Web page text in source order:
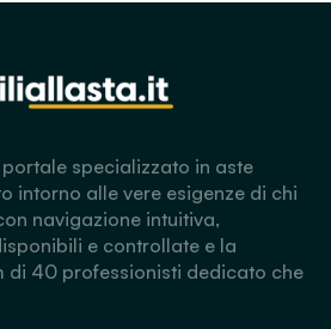
specializzato in aste
intorno alle vere esigenze di chi
navigazione intuitiva,
e controllate e la
di 40 professionisti dedicato che